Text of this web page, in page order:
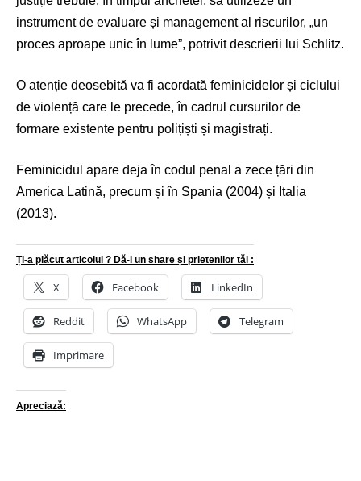
instrument de evaluare și management al riscurilor, „un
proces aproape unic în lume”, potrivit descrierii lui Schlitz.
O atenție deosebită va fi acordată feminicidelor și ciclului
de violență care le precede, în cadrul cursurilor de
formare existente pentru polițiști și magistrați.
Feminicidul apare deja în codul penal a zece țări din
America Latină, precum și în Spania (2004) și Italia
(2013).
Ți-a plăcut articolul ? Dă-i un share și prietenilor tăi :
X Facebook LinkedIn
Reddit WhatsApp Telegram
Imprimare
Apreciază: